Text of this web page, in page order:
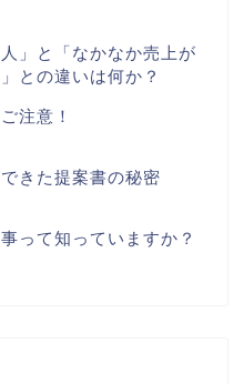
人」と「なかなか売上が
との違いは何か？
注意！
きた提案書の秘密
って知っていますか？